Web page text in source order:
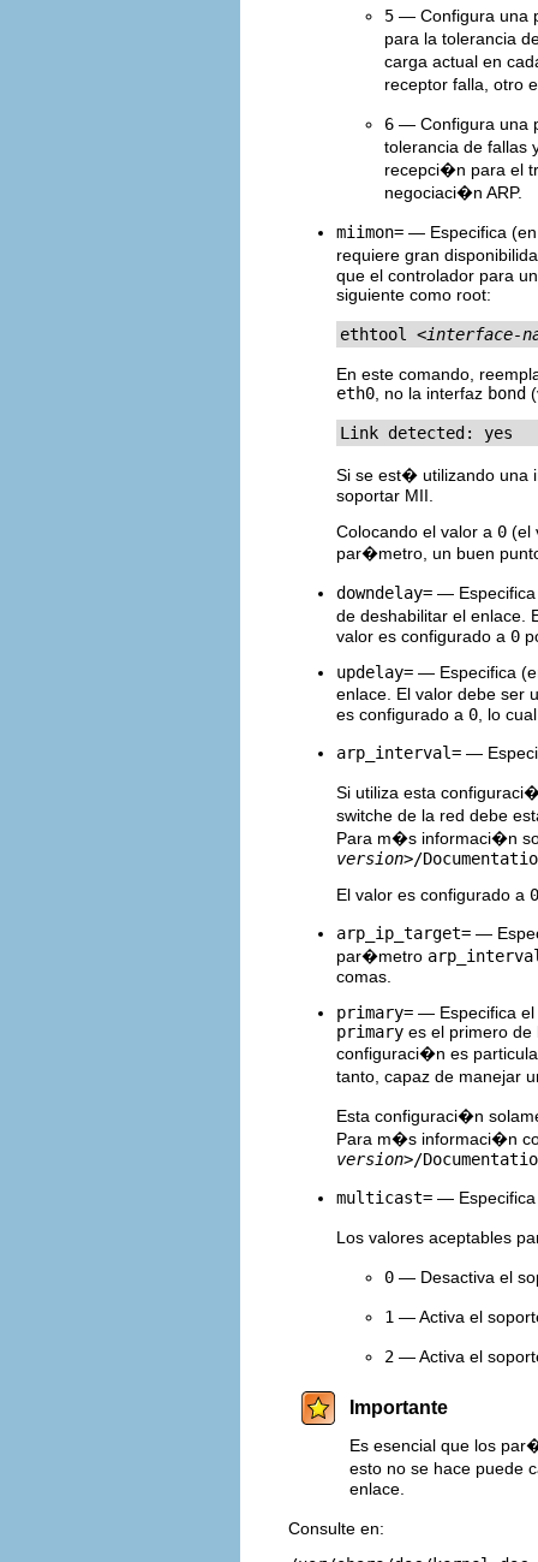
5 — Configura una
para la tolerancia
carga actual en
receptor falla, otro
6 — Configura una
tolerancia de fallas
recepci�n para el
negociaci�n ARP.
miimon= — Especifica
requiere gran
que el controlador para
siguiente como root:
ethtool <interface-
En este comando,
eth0 , no la interfaz bond
Link detected: yes
Si se est� utilizando una
soportar MII.
Colocando el valor a 0 (el
par�metro, un buen
downdelay= — Especifica
de deshabilitar el
valor es configurado a 0
updelay= — Especifica
enlace. El valor debe
es configurado a 0 , lo
arp_interval= —
Si utiliza esta
switche de la red debe
Para m�s informaci�n
version>/
El valor es configurado a 0
arp_ip_target= —
par�metro
comas.
primary= — Especifica el
primary es el primero de
configuraci�n es
tanto, capaz de manejar
Esta configuraci�n
Para m�s informaci�n
version>/
multicast= — Especifica
Los valores aceptables
0 — Desactiva el
1 — Activa el
2 — Activa el
Importante
Es esencial que los
esto no se hace puede
enlace.
Consulte en: